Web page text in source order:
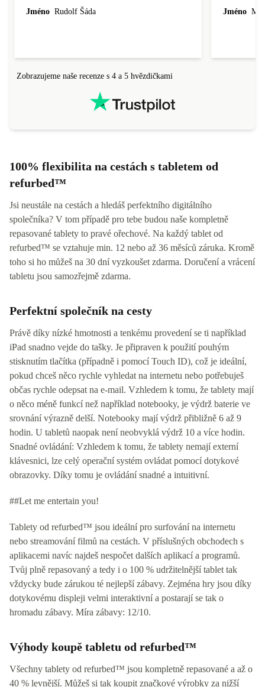
nového výrobku, cena výborná, funguje v
Jméno Rudolf Šáda
doprava
Jméno
Zobrazujeme naše recenze s 4 a 5 hvězdičkami
100% flexibilita na cestách s tabletem od
refurbed™
Jsi neustále na cestách a hledáš perfektního digitálního
společníka? V tom případě pro tebe budou naše kompletně
repasované tablety to pravé ořechové. Na každý tablet od
refurbed™ se vztahuje min. 12 nebo až 36 měsíců záruka. Kromě
toho si ho můžeš na 30 dní vyzkoušet zdarma. Doručení a vrácení
tabletu jsou samozřejmě zdarma.
Perfektní společník na cesty
Právě díky nízké hmotnosti a tenkému provedení se ti například
iPad snadno vejde do tašky. Je připraven k použití pouhým
stisknutím tlačítka (případně i pomocí Touch ID), což je ideální,
pokud chceš něco rychle vyhledat na internetu nebo potřebuješ
občas rychle odepsat na e-mail. Vzhledem k tomu, že tablety mají
o něco méně funkcí než například notebooky, je výdrž baterie ve
srovnání výrazně delší. Notebooky mají výdrž přibližně 6 až 9
hodin. U tabletů naopak není neobvyklá výdrž 10 a více hodin.
Snadné ovládání: Vzhledem k tomu, že tablety nemají externí
klávesnici, lze celý operační systém ovládat pomocí dotykové
obrazovky. Díky tomu je ovládání snadné a intuitivní.
##Let me entertain you!
Tablety od refurbed™ jsou ideální pro surfování na internetu
nebo streamování filmů na cestách. V příslušných obchodech s
aplikacemi navíc najdeš nespočet dalších aplikací a programů.
Tvůj plně repasovaný a tedy i o 100 % udržitelnější tablet tak
vždycky bude zárukou té nejlepší zábavy. Zejména hry jsou díky
dotykovému displeji velmi interaktivní a postarají se tak o
hromadu zábavy. Míra zábavy: 12/10.
Výhody koupě tabletu od refurbed™
Všechny tablety od refurbed™ jsou kompletně repasované a až o
40 % levnější. Můžeš si tak koupit značkové výrobky za nižší